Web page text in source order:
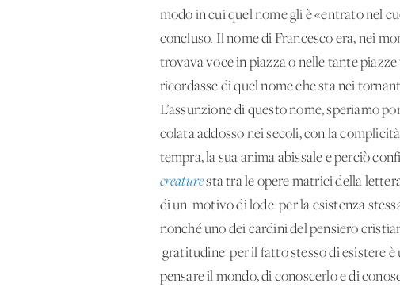
modo in cui quel nome gli è «entrato nel
concluso. Il nome di Francesco era, nei
trovava voce in piazza o nelle tante
ricordasse di quel nome che sta nei
L’assunzione di questo nome, speriamo
colata addosso nei secoli, con la
tempra, la sua anima abissale e perciò
creaturesta tra le opere matrici della
di un 'motivo di lode' per la esistenza
nonché uno dei cardini del pensiero
'gratitudine' per il fatto stesso di esistere
pensare il mondo, di conoscerlo e di